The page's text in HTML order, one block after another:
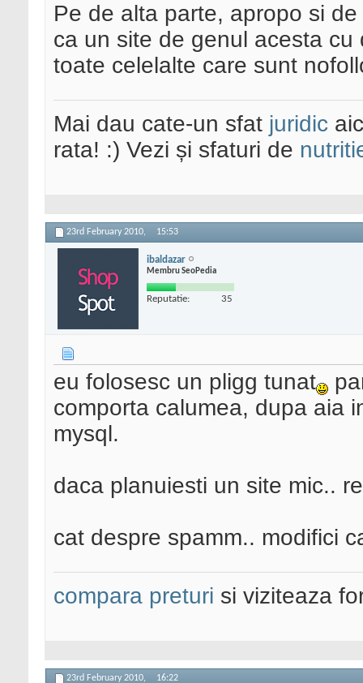
Pe de alta parte, apropo si
ca un site de genul acesta
toate celelalte care sunt
Mai dau cate-un sfat juridic
rata! :) Vezi și sfaturi de
23rd February 2010, 15:53
ibaldazar
Membru SeoPedia
Reputatie: 35
eu folosesc un pligg tunat
comporta calumea, dupa aia
mysql.
daca planuiesti un site mic..
cat despre spamm.. modifici
compara preturi si viziteaza
23rd February 2010, 16:22